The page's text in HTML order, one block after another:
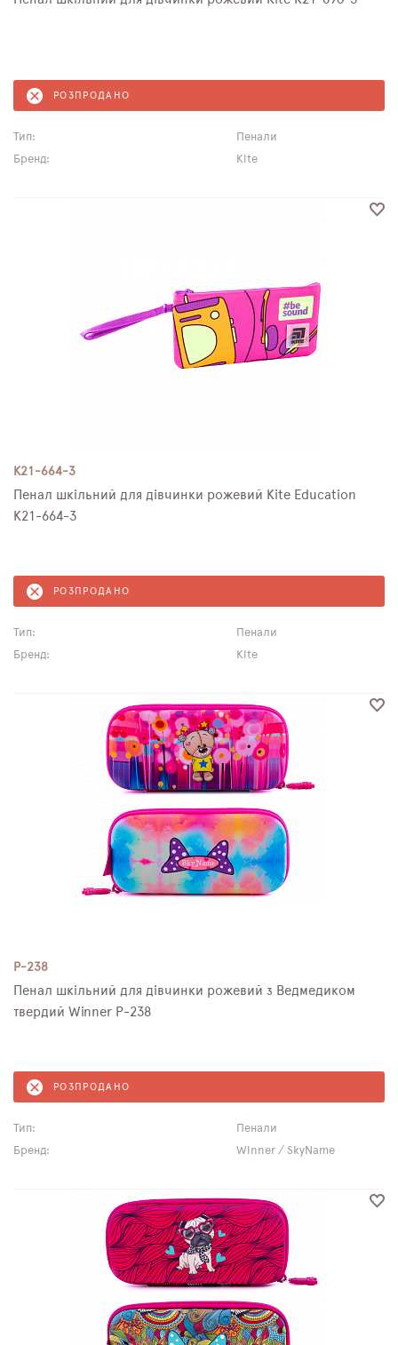
РОЗПРОДАНО
Тип:
Пенали
Бренд:
Kite
K21-664-3
Пенал шкільний для дівчинки рожевий Kite Education
K21-664-3
РОЗПРОДАНО
Тип:
Пенали
Бренд:
Kite
P-238
Пенал шкільний для дівчинки рожевий з Ведмедиком
твердий Winner P-238
РОЗПРОДАНО
Тип:
Пенали
Бренд:
Winner / SkyName